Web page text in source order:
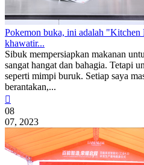
Pokemon buka, ini adalah "Kitchen
khawatir...
Sibuk mempersiapkan makanan
sangat hangat dan bahagia. Tetapi
seperti mimpi buruk. Setiap saya
berantakan,...

08
07, 2023